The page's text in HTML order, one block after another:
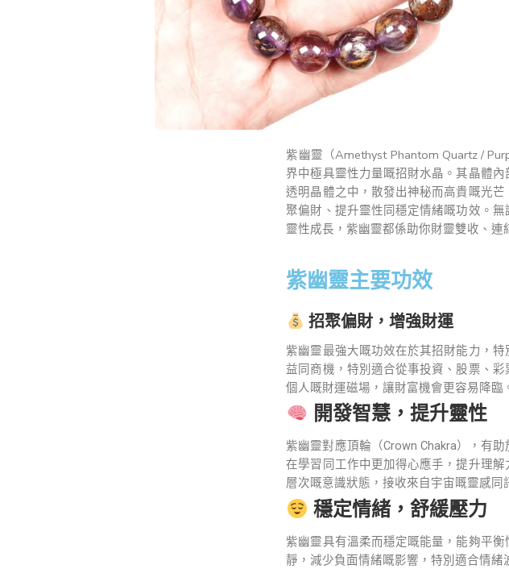
紫幽靈（Amethyst Phantom Quartz /
界中極具靈性力量嘅招財水晶。其晶體
透明晶體之中，散發出神秘而高貴嘅光
聚偏財、提升靈性同穩定情緒嘅功效。
靈性成長，紫幽靈都係助你財靈雙收、連
紫幽靈主要功效
招聚偏財，增強財運
紫幽靈最強大嘅功效在於其招財能力，
益同商機，特別適合從事投資、股票、
個人嘅財運磁場，讓財富機會更容易降臨
開發智慧，提升靈性
紫幽靈對應頂輪（Crown Chakra），有
在學習同工作中更加得心應手，提升理
層次嘅意識狀態，接收來自宇宙嘅靈感同
穩定情緒，舒緩壓力
紫幽靈具有溫柔而穩定嘅能量，能夠平
靜，減少負面情緒嘅影響，特別適合情